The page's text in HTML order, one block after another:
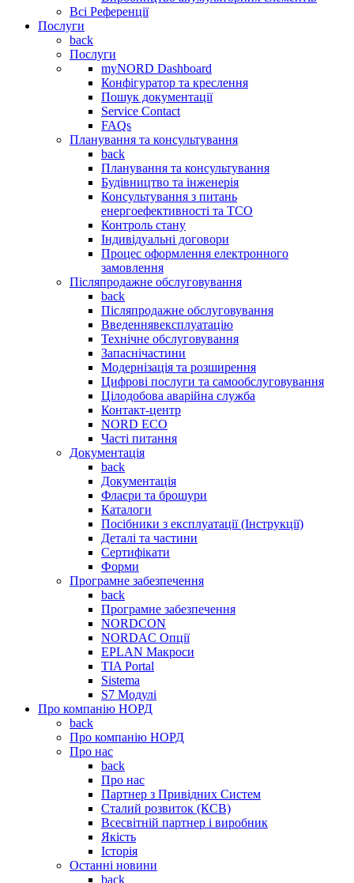
Всі Референції
Послуги
back
Послуги
myNORD Dashboard
Конфігуратор та креслення
Пошук документації
Service Contact
FAQs
Планування та консультування
back
Планування та консультування
Будівництво та інженерія
Консультування з питань
енергоефективності та TCO
Контроль стану
Індивідуальні договори
Процес оформлення електронного
замовлення
Післяпродажне обслуговування
back
Післяпродажне обслуговування
Введеннявексплуатацію
Технічне обслуговування
Запаснічастини
Модернізація та розширення
Цифрові послуги та самообслуговування
Цілодобова аварійна служба
Контакт-центр
NORD ECO
Часті питання
Документація
back
Документація
Флаєри та брошури
Каталоги
Посібники з експлуатації (Інструкції)
Деталі та частини
Сертифікати
Форми
Програмне забезпечення
back
Програмне забезпечення
NORDCON
NORDAC Опції
EPLAN Макроси
TIA Portal
Sistema
S7 Модулі
Про компанію НОРД
back
Про компанію НОРД
Про нас
back
Про нас
Партнер з Привідних Систем
Сталий розвиток (КСВ)
Всесвітній партнер і виробник
Якість
Історія
Останні новини
back